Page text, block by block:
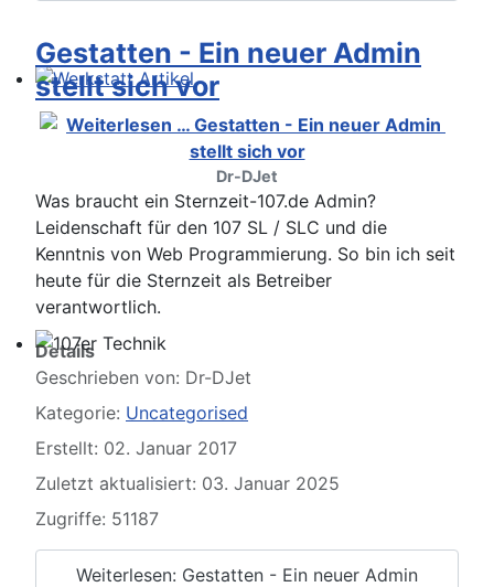
Werkstatt Artikel
107er Technik
Gestatten - Ein neuer Admin
stellt sich vor
Dr-DJet
Was braucht ein Sternzeit-107.de Admin?
Leidenschaft für den 107 SL / SLC und die
Kenntnis von Web Programmierung. So bin ich seit
heute für die Sternzeit als Betreiber
verantwortlich.
Details
Geschrieben von: Dr-DJet
Kategorie: Uncategorised
Erstellt: 02. Januar 2017
Zuletzt aktualisiert: 03. Januar 2025
Zugriffe: 51187
Weiterlesen: Gestatten - Ein neuer Admin